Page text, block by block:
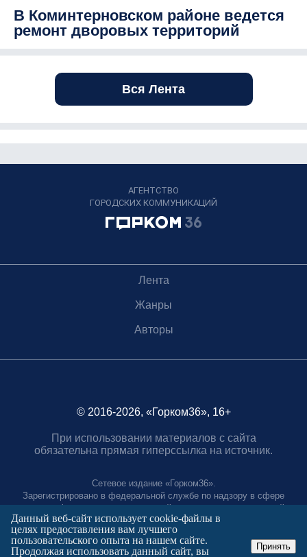
В Коминтерновском районе ведется
ремонт дворовых территорий
Вся Лента
АГЕНТСТВО
ГОРОДСКИХ КОММУНИКАЦИЙ
Лента
Жанры
Авторы
© 2016-2026, «Горком36», 16+
При использовании материалов с сайта
обязательна прямая гиперссылка на источник.
Сетевое издание «Горком36».
Зарегистрировано в федеральной службе по надзору в сфере
связи, информационных технологий и массовых коммуникаций.
Регистрационный номер ЭЛ № ФС77-88966 от 21 января 2025 г.
Учредитель: Муниципальное автономное учреждение "Агентство
городских коммуникаций"
Данный веб-сайт использует cookie-файлы в
целях предоставления вам лучшего
пользовательского опыта на нашем сайте.
Продолжая использовать данный сайт, вы
Принять